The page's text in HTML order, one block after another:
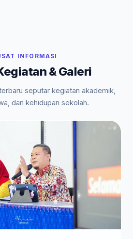
INFORMASI
& Galeri
seputar kegiatan akademik,
dan kehidupan sekolah.